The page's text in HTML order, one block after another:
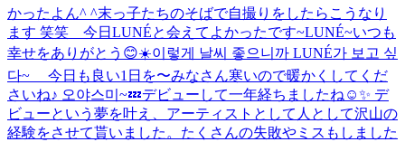
かったよん^ ^末っ子たちのそばで自撮りをしたらこうなり
ます 笑笑 今日LUNÉと会えてよかったです~LUNÉ~いつも
幸せをありがとう😊☀️이렇게 날씨 좋으니까 LUNÉ가 보고 싶
다~ 今日も良い1日を〜みなさん寒いので暖かくしてくだ
さいね♪ 오야스미~💤デビューして一年経ちましたね☺️✨ デ
ビューという夢を叶え、アーティストとして人として沢山の
経験をさせて貰いました。たくさんの失敗やミスもしました